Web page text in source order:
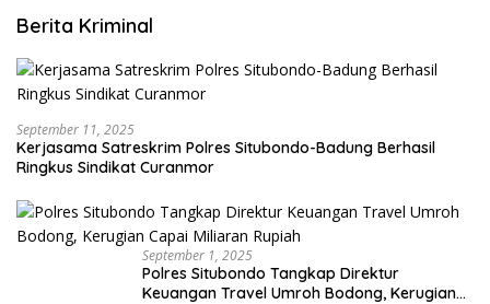
Berita Kriminal
September 11, 2025
Kerjasama Satreskrim Polres Situbondo-Badung Berhasil
Ringkus Sindikat Curanmor
September 1, 2025
Polres Situbondo Tangkap Direktur
Keuangan Travel Umroh Bodong, Kerugian